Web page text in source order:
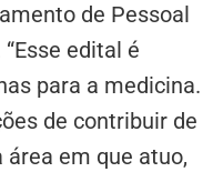
de Pessoal
edital é
para a medicina.
de contribuir de
em que atuo,